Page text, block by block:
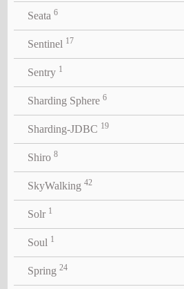
Seata 6
Sentinel 17
Sentry 1
Sharding Sphere 6
Sharding-JDBC 19
Shiro 8
SkyWalking 42
Solr 1
Soul 1
Spring 24